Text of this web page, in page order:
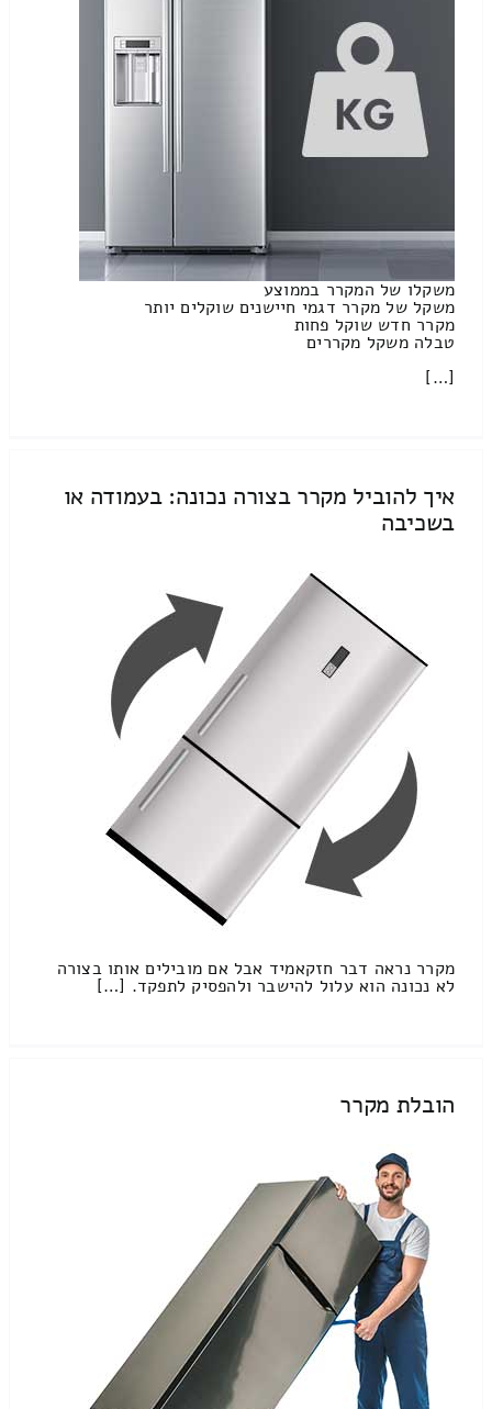
משקלו של המקרר בממוצע
משקל של מקרר דגמי חיישנים שוקלים יותר
מקרר חדש שוקל פחות
טבלה משקל מקררים
[…]
איך להוביל מקרר בצורה נכונה: בעמודה או
בשכיבה
מקרר נראה דבר חזקאמיד אבל אם מובילים אותו בצורה
לא נכונה הוא עלול להישבר ולהפסיק לתפקד. […]
הובלת מקרר